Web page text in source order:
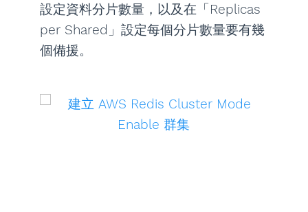
設定資料分片數量，以及在「Replicas
per Shared」設定每個分片數量要有幾
個備援。